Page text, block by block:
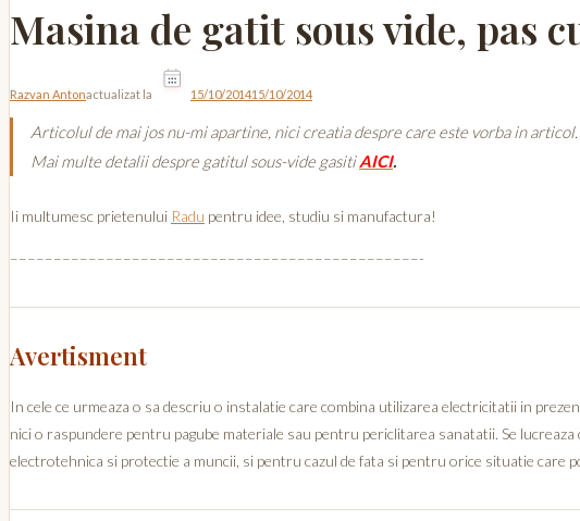
Masina de gatit sous vide, pas
Razvan Antonactualizat la 15/10/201415/10/2014
Articolul de mai jos nu-mi apartine, nici creatia despre care este vorba in
Mai multe detalii despre gatitul sous-vide gasitiAICI.
Ii multumesc prietenului Radu pentru idee, studiu si manufactura!
–––––––––––––––––––––––––––––––––––––––––––––––-
Avertisment
In cele ce urmeaza o sa descriu o instalatie care combina utilizarea electricitatii in
nici o raspundere pentru pagube materiale sau pentru periclitarea sanatatii. Se
electrotehnica si protectie a muncii, si pentru cazul de fata si pentru orice situatie care